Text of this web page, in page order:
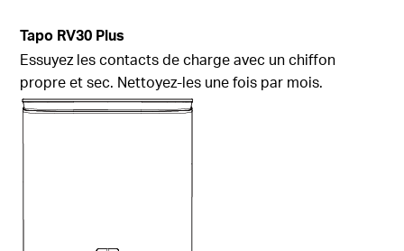
Tapo RV30 Plus
Essuyez les contacts de charge avec un chiffon
propre et sec. Nettoyez-les une fois par mois.